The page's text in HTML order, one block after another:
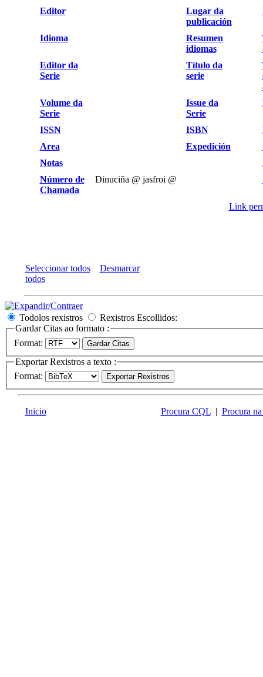
Editor
Lugar da
publicación
Idioma
Resumen
idiomas
Editor da
Serie
Título da
serie
Volume da
Serie
Issue da
Serie
ISSN ISBN
Area
Expedición
Notas
Número de
Chamada
Dinuciña @ jasfroi @
Link
Seleccionar todos
Desmarcar
todos
Todolos rexistros
Rexistros Escollidos:
Gardar Citas ao formato :
Format:
Exportar Rexistros a texto :
Format:
Inicio Procura CQL| Procura